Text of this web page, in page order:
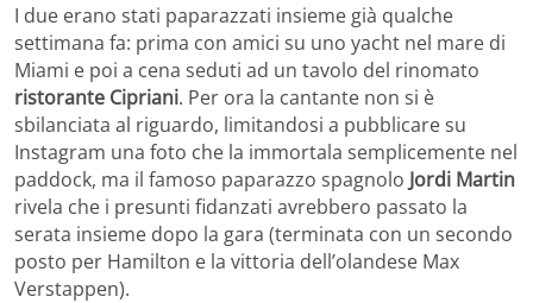
I due erano stati paparazzati insieme già qualche
settimana fa: prima con amici su uno yacht nel mare di
Miami e poi a cena seduti ad un tavolo del rinomato
ristorante Cipriani. Per ora la cantante non si è
sbilanciata al riguardo, limitandosi a pubblicare su
Instagram una foto che la immortala semplicemente nel
paddock, ma il famoso paparazzo spagnolo Jordi Martin
rivela che i presunti fidanzati avrebbero passato la
serata insieme dopo la gara (terminata con un secondo
posto per Hamilton e la vittoria dell’olandese Max
Verstappen).